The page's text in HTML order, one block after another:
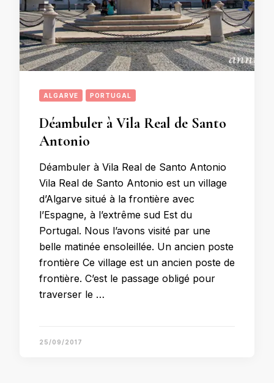
ALGARVE PORTUGAL
Déambuler à Vila Real de Santo
Antonio
Déambuler à Vila Real de Santo Antonio
Vila Real de Santo Antonio est un village
d’Algarve situé à la frontière avec
l’Espagne, à l’extrême sud Est du
Portugal. Nous l’avons visité par une
belle matinée ensoleillée. Un ancien poste
frontière Ce village est un ancien poste de
frontière. C’est le passage obligé pour
traverser le …
25/09/2017